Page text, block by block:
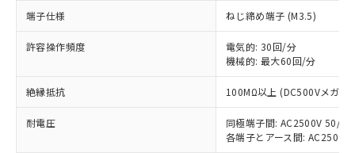
端子仕様 ねじ締め端子 (M3.5)
許容操作頻度
電気的: 30回/分
機械的: 最大60回/分
絶縁抵抗 100MΩ以上 (DC500Vメガ)
耐電圧
同極端子間: AC2500V 50/
各端子とアース間:
本サービスは、当社制御機器事業取扱
商品の当社在庫状況および標準価格
(税抜)を提供させていただくもので
当社制御機器事業取扱商品の中には、
本サービスの対象外となる商品もある
在庫状況および標準価格照会結果は、
調査・確認中：EU RoHS指令（10物質）の
非含有の対応状況を調査中または確認中の
商品です。
非該当品：ライセンス料など無形物で、有
害物質有無と関係のない商品です。
仕入先様の事情により、非含有部品として
いたものが、含有品と判明した場合などや
むを得ず変更することがあります。
「○」：最大均質材料含有率が中国RoHSの
基準値以下であることを示します。
「×」：最大均質材料含有率が中国RoHSの
基準値を超えていることを示します。
「－」：未確認です。当社販売部門へお問
当社は、これら貴社製品のうち、外国
為替および外国貿易法に定める商品
（以下｢規制貨物等」という）を輸出